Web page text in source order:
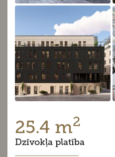
25.4 m2
Dzīvokļa platība